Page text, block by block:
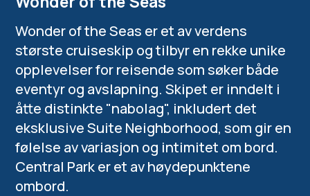
Wonder of the Seas er et av verdens
største cruiseskip og tilbyr en rekke unike
opplevelser for reisende som søker både
eventyr og avslapning. Skipet er inndelt i
åtte distinkte "nabolag", inkludert det
eksklusive Suite Neighborhood, som gir en
følelse av variasjon og intimitet om bord.
Central Park er et av høydepunktene
ombord.